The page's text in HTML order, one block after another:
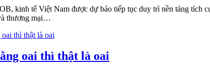
kinh tế Việt Nam được dự báo tiếp tục duy trì nền tảng
thương mại…
oai thì thật là oai